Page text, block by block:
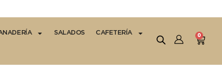
SALADOS CAFETERÍA 0